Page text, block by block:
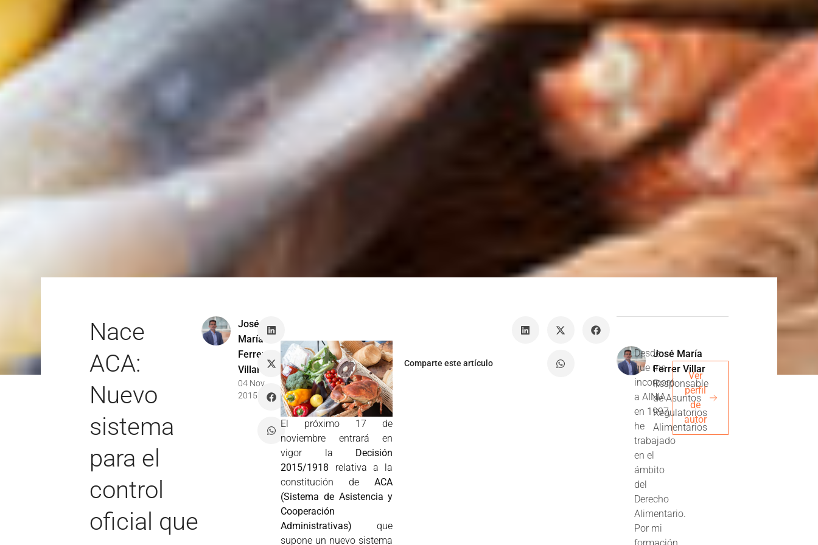
Nace
ACA:
Nuevo
sistema
para el
control
oficial que
José
María
Ferrer
Villar
04 Nov
2015
El próximo 17 de
noviembre entrará en
vigor la Decisión
2015/1918 relativa a la
constitución deACA
(Sistema de Asistencia y
Cooperación
Administrativas) que
supone un nuevo sistema
Comparte este artículo
José María
Ferrer Villar
Responsable
de Asuntos
Regulatorios
Alimentarios
Desde
que me
incorporé
a AINIA
en 1997,
he
trabajado
en el
ámbito
del
Derecho
Alimentario.
Por mi
Ver
perfil
de
autor